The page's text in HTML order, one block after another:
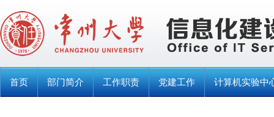
首页 部门简介 工作职责 党建工作 计算机实验中